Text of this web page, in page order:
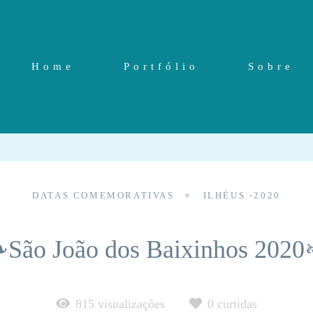
Home Portfólio Sobre
DATAS COMEMORATIVAS ILHÉUS -2020
João dos Baixinhos
815 visualizações 0 curtidas